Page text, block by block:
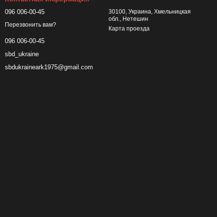
096 006-00-45
Перезвонить вам?
096 006-00-45
sbd_ukraine
sbdukraineark1975@gmail.com
30100, Украина, Хмельницкая
обл., Нетешин
Карта проезда